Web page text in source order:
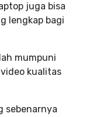
juga bisa
lengkap bagi
mumpuni
kualitas
sebenarnya